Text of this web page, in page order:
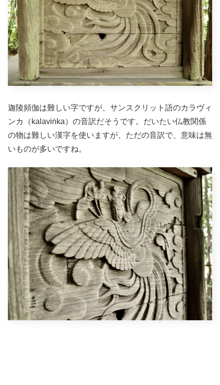
迦陵頻伽は難しい字ですが、サンスクリット語のカラヴィ
ンカ（kalaviṅka）の音訳だそうです。だいたい仏教関係
の物は難しい漢字を使いますが、ただの音訳で、意味は無
いものが多いですね。